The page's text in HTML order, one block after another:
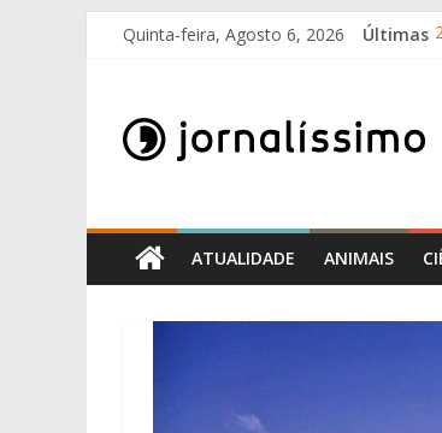
Quinta-feira, Agosto 6, 2026 Últimas
Jornalissimo
Jornalissimo
ATUALIDADE ANIMAIS